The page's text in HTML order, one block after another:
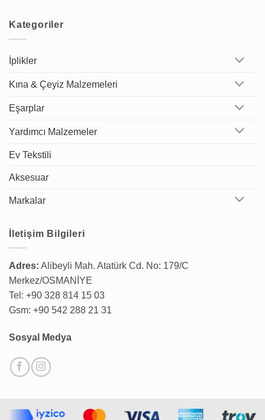
Kategoriler
İplikler
Kına & Çeyiz Malzemeleri
Eşarplar
Yardımcı Malzemeler
Ev Tekstili
Aksesuar
Markalar
İletişim Bilgileri
Adres: Alibeyli Mah. Atatürk Cd. No: 179/C
Merkez/OSMANİYE
Tel: +90 328 814 15 03
Gsm: +90 542 288 21 31
Sosyal Medya